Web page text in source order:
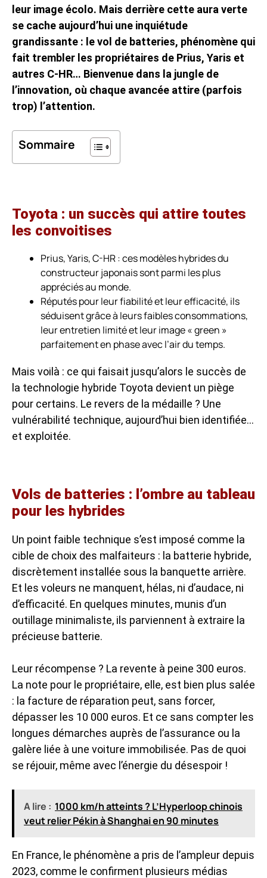
leur image écolo. Mais derrière cette aura verte
se cache aujourd’hui une inquiétude
grandissante : le vol de batteries, phénomène qui
fait trembler les propriétaires de Prius, Yaris et
autres C-HR… Bienvenue dans la jungle de
l’innovation, où chaque avancée attire (parfois
trop) l’attention.
Sommaire
Toyota : un succès qui attire toutes
les convoitises
Prius, Yaris, C-HR : ces modèles hybrides du
constructeur japonais sont parmi les plus
appréciés au monde.
Réputés pour leur fiabilité et leur efficacité, ils
séduisent grâce à leurs faibles consommations,
leur entretien limité et leur image « green »
parfaitement en phase avec l’air du temps.
Mais voilà : ce qui faisait jusqu’alors le succès de
la technologie hybride Toyota devient un piège
pour certains. Le revers de la médaille ? Une
vulnérabilité technique, aujourd’hui bien identifiée…
et exploitée.
Vols de batteries : l’ombre au tableau
pour les hybrides
Un point faible technique s’est imposé comme la
cible de choix des malfaiteurs : la batterie hybride,
discrètement installée sous la banquette arrière.
Et les voleurs ne manquent, hélas, ni d’audace, ni
d’efficacité. En quelques minutes, munis d’un
outillage minimaliste, ils parviennent à extraire la
précieuse batterie.
Leur récompense ? La revente à peine 300 euros.
La note pour le propriétaire, elle, est bien plus salée
: la facture de réparation peut, sans forcer,
dépasser les 10 000 euros. Et ce sans compter les
longues démarches auprès de l’assurance ou la
galère liée à une voiture immobilisée. Pas de quoi
se réjouir, même avec l’énergie du désespoir !
A lire : 1000 km/h atteints ? L’Hyperloop chinois
veut relier Pékin à Shanghai en 90 minutes
En France, le phénomène a pris de l’ampleur depuis
2023, comme le confirment plusieurs médias